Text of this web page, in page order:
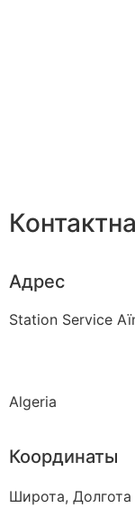
Адрес
Station Service
Algeria
Координаты
Широта, Долгота